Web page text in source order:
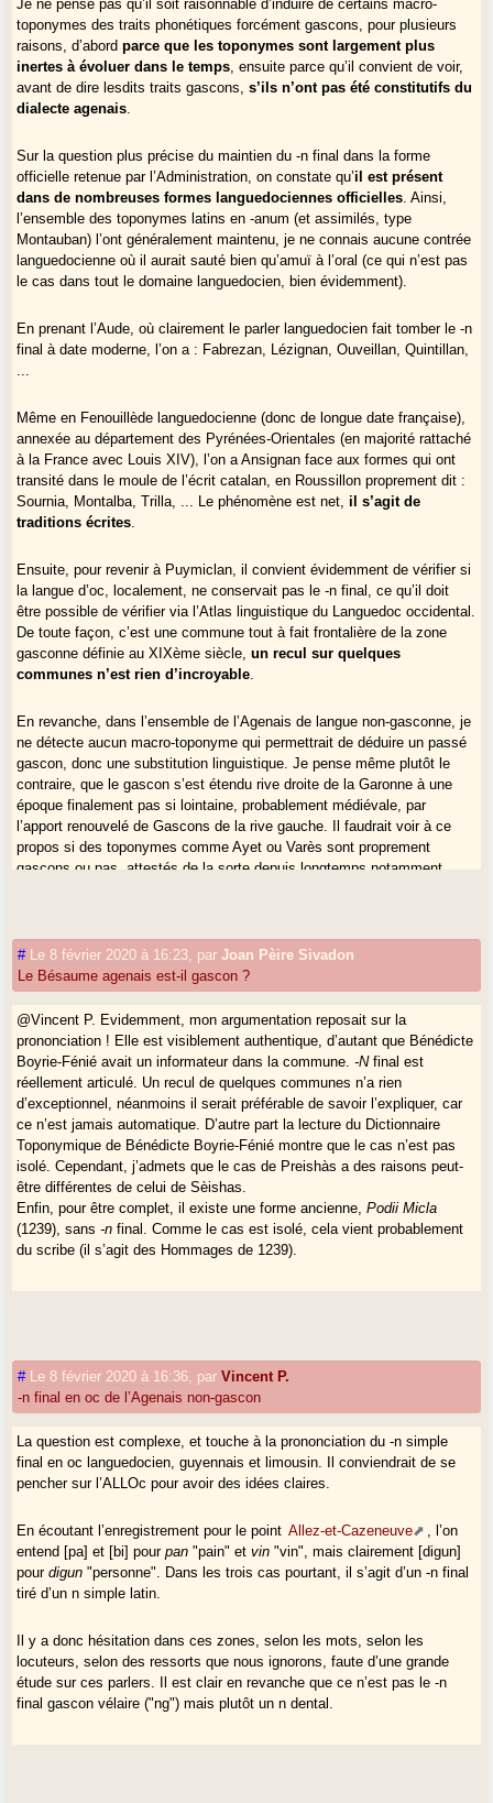
Je ne pense pas qu’il soit raisonnable d’induire de certains macro-
toponymes des traits phonétiques forcément gascons, pour plusieurs
raisons, d’abordparce que les toponymes sont largement plus
inertes à évoluer dans le temps , ensuite parce qu’il convient de voir,
avant de dire lesdits traits gascons,s’ils n’ont pas été constitutifs du
dialecte agenais
Sur la question plus précise du maintien du -n final dans la forme
officielle retenue par l’Administration, on constate qu’il est présent
dans de nombreuses formes languedociennes officielles . Ainsi,
l’ensemble des toponymes latins en -anum (et assimilés, type
Montauban) l’ont généralement maintenu, je ne connais aucune contrée
languedocienne où il aurait sauté bien qu’amuï à l’oral (ce qui n’est pas
le cas dans tout le domaine languedocien, bien évidemment).
En prenant l’Aude, où clairement le parler languedocien fait tomber le -n
final à date moderne, l’on a : Fabrezan, Lézignan, Ouveillan, Quintillan,
Même en Fenouillède languedocienne (donc de longue date française),
annexée au département des Pyrénées-Orientales (en majorité rattaché
à la France avec Louis XIV), l’on a Ansignan face aux formes qui ont
transité dans le moule de l’écrit catalan, en Roussillon proprement dit :
Sournia, Montalba, Trilla, ... Le phénomène est net,il s’agit de
traditions écrites
Ensuite, pour revenir à Puymiclan, il convient évidemment de vérifier si
la langue d’oc, localement, ne conservait pas le -n final, ce qu’il doit
être possible de vérifier via l’Atlas linguistique du Languedoc occidental.
De toute façon, c’est une commune tout à fait frontalière de la zone
gasconne définie au XIXème siècle,un recul sur quelques
communes n’est rien d’incroyable
En revanche, dans l’ensemble de l’Agenais de langue non-gasconne, je
ne détecte aucun macro-toponyme qui permettrait de déduire un passé
gascon, donc une substitution linguistique. Je pense même plutôt le
contraire, que le gascon s’est étendu rive droite de la Garonne à une
époque finalement pas si lointaine, probablement médiévale, par
l’apport renouvelé de Gascons de la rive gauche. Il faudrait voir à ce
propos si des toponymes comme Ayet ou Varès sont proprement
gascons ou pas, attestés de la sorte depuis longtemps notamment.
# Le 8 février 2020 à 16:23 parJoan Pèire Sivadon
Le Bésaume agenais est-il gascon ?
@Vincent P. Evidemment, mon argumentation reposait sur la
prononciation ! Elle est visiblement authentique, d’autant que Bénédicte
Boyrie-Fénié avait un informateur dans la commune.-Nfinal est
réellement articulé. Un recul de quelques communes n’a rien
d’exceptionnel, néanmoins il serait préférable de savoir l’expliquer, car
ce n’est jamais automatique. D’autre part la lecture du Dictionnaire
Toponymique de Bénédicte Boyrie-Fénié montre que le cas n’est pas
isolé. Cependant, j’admets que le cas de Preishàs a des raisons peut-
être différentes de celui de Sèishas.
Enfin, pour être complet, il existe une forme ancienne,Podii Micla
(1239), sans-n final. Comme le cas est isolé, cela vient probablement
du scribe (il s’agit des Hommages de 1239).
# Le 8 février 2020 à 16:36 parVincent P.
-n final en oc de l’Agenais non-gascon
La question est complexe, et touche à la prononciation du -n simple
final en oc languedocien, guyennais et limousin. Il conviendrait de se
pencher sur l’ALLOc pour avoir des idées claires.
En écoutant l’enregistrement pour le point Allez-et-Cazeneuve
, l’on
entend [pa] et [bi] pourpan "pain" etvin "vin", mais clairement [digun]
pourdigun "personne". Dans les trois cas pourtant, il s’agit d’un -n final
tiré d’un n simple latin.
Il y a donc hésitation dans ces zones, selon les mots, selon les
locuteurs, selon des ressorts que nous ignorons, faute d’une grande
étude sur ces parlers. Il est clair en revanche que ce n’est pas le -n
final gascon vélaire ("ng") mais plutôt un n dental.